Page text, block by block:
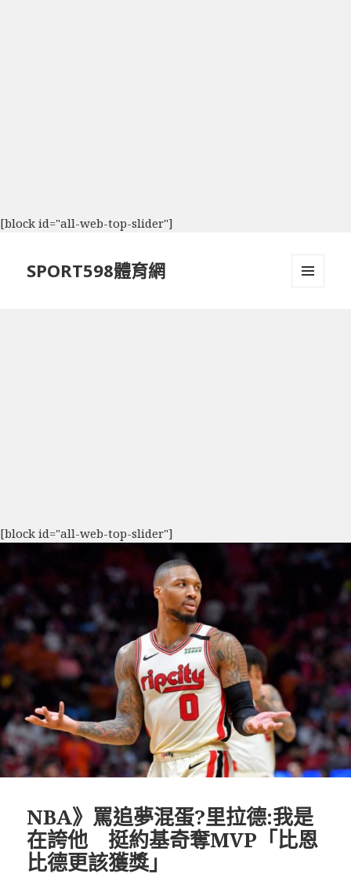
[block id="all-web-top-slider"]
SPORT598體育網
[block id="all-web-top-slider"]
NBA》罵追夢混蛋?里拉德:我是
在誇他 挺約基奇奪MVP「比恩
比德更該獲獎」